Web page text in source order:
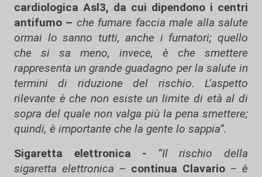
cardiologica Asl3, da cui dipendono i centri
antifumo – che fumare faccia male alla salute
ormai lo sanno tutti, anche i fumatori; quello
che si sa meno, invece, è che smettere
rappresenta un grande guadagno per la salute in
termini di riduzione del rischio. L’aspetto
rilevante è che non esiste un limite di età al di
sopra del quale non valga più la pena smettere;
quindi, è importante che la gente lo sappia”.
Sigaretta elettronica - “Il rischio della
sigaretta elettronica – continua Clavario – è